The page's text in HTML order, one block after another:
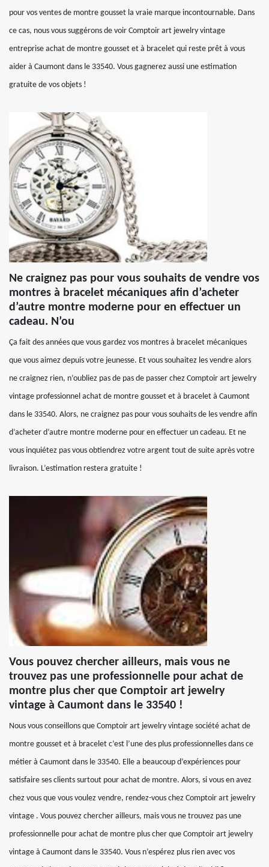
pour vos ventes de montre gousset la vraie marque incontournable. Dans
ce cas, nous vous suggérons de voir Comptoir art jewelry vintage
entreprise achat de montre gousset et à bracelet qui reste prêt à vous
aider à Caumont dans le 33540. Vous gagnerez aussi une estimation
gratuite de vos objets !
Ne craignez pas pour vous souhaits de vendre vos
montres à bracelet mécaniques afin d’acheter
d’autre montre moderne pour en effectuer un
cadeau. N’ou
Ça fait des années que vous gardez vos montres à bracelet mécaniques
que vous aimez depuis votre jeunesse. Et vous souhaitez les vendre alors
ne craignez rien, n’oubliez pas de pas de passer chez Comptoir art jewelry
vintage professionnel achat de montre gousset et à bracelet à Caumont
dans le 33540. Alors, ne craignez pas pour vous souhaits de les vendre afin
d’acheter d’autre montre moderne pour en effectuer un cadeau. Et ne
vous inquiétez pas vous obtiendrez votre argent tout de suite après votre
livraison. L’estimation restera gratuite !
Vous pouvez chercher ailleurs, mais vous ne
trouvez pas une professionnelle pour achat de
montre plus cher que Comptoir art jewelry
vintage à Caumont dans le 33540 !
Nous vous conseillons que Comptoir art jewelry vintage société achat de
montre gousset et à bracelet c’est l’une des plus professionnelles dans ce
métier à Caumont dans le 33540. Elle a beaucoup d’expériences pour
satisfaire ses clients surtout pour achat de montre. Alors, si vous en avez
chez vous que vous voulez vendre, rendez-vous chez Comptoir art jewelry
vintage . Vous pouvez chercher ailleurs, mais vous ne trouvez pas une
professionnelle pour achat de montre plus cher que Comptoir art jewelry
vintage à Caumont dans le 33540. Vous n’espérez plus rien avec vos